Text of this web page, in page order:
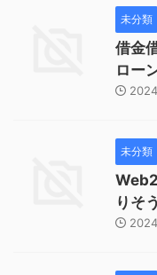
未分類
借金
ロー
未分類
りそ